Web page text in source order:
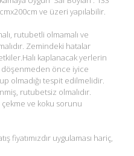
ve üzeri yapılabilir.
rutubetli olmamalı ve
Zemindeki hatalar
kaplanacak yerlerin
döşenmeden önce iyice
olmadığı tespit edilmelidir.
rutubetsiz olmalıdır.
ve koku sorunu
fiyatımızdır uygulaması hariç,